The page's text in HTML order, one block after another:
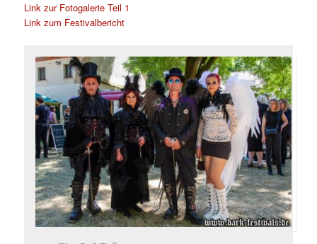
Link zur Fotogalerie Teil 1
Link zum Festivalbericht